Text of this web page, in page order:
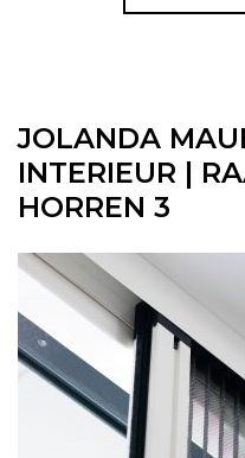
JOLANDA
INTERIEUR |
HORREN 3